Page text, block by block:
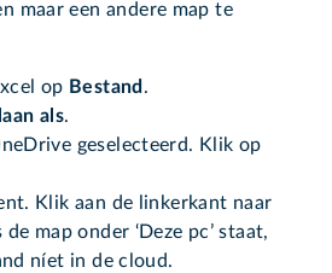
maar een andere map te
op Bestand .
als.
geselecteerd. Klik op
Klik aan de linkerkant naar
map onder ‘Deze pc’ staat,
níet in de cloud.